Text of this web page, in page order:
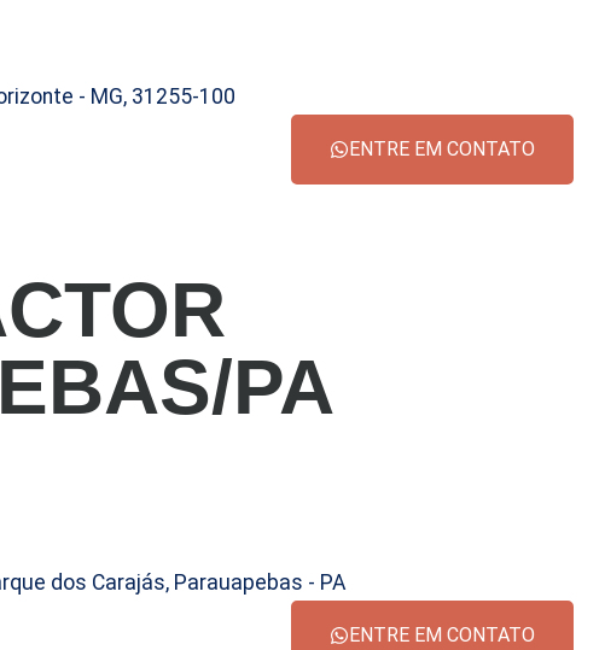
- MG, 31255-100
ENTRE EM CONTATO
PA
dos Carajás, Parauapebas - PA
ENTRE EM CONTATO